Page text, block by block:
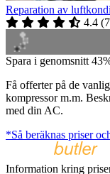
Reparation av
4.4 (
Spara i genomsnitt
Få offerter på de
kompressor m.m.
med din AC.
*Så beräknas priser
Information kring